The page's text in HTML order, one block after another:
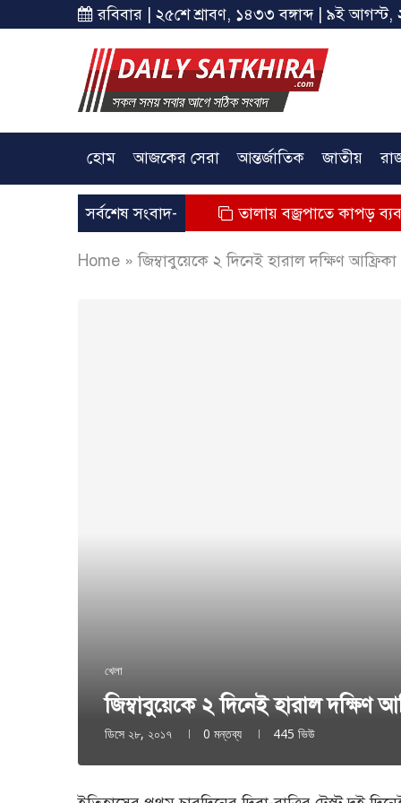
রবিবার | ২৫শে শ্রাবণ, ১৪৩৩ বঙ্গাব্দ | ৯ই আগস্ট,
হোম আজকের সেরা আন্তর্জাতিক জাতীয়
সর্বশেষ সংবাদ-
মৃত্যুর অভিযোগ তালায় বজ্রপাতে কাপড় ব্যবসায়ীর মৃত্যু
Home »জিম্বাবুয়েকে ২ দিনেই হারাল দক্ষিণ আফ্রিকা
খেলা
জিম্বাবুয়েকে ২ দিনেই হারাল দক্ষিণ
ডিসে ২৮, ২০১৭ 0 মন্তব্য 445 ভিউ